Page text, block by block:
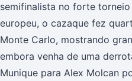
semifinalista no forte
europeu, o cazaque fez
Monte Carlo, mostrando
embora venha de uma
Munique para Alex Molcan